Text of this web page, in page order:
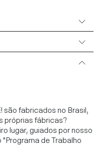
são fabricados no Brasil,
próprias fábricas?
lugar, guiados por nosso
de Trabalho